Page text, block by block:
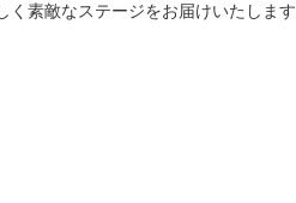
く素敵なステージをお届けいたします